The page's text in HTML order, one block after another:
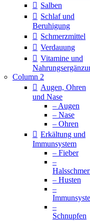
Salben
Schlaf und
Beruhigung
Schmerzmittel
Verdauung
Vitamine und
Column 2
Augen, Ohren
und Nase
– Augen
– Nase
– Ohren
Erkältung und
Immunsystem
– Fieber
–
– Husten
–
–
Schnupfen